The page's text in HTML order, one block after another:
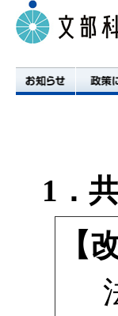
政策につい
1．
【